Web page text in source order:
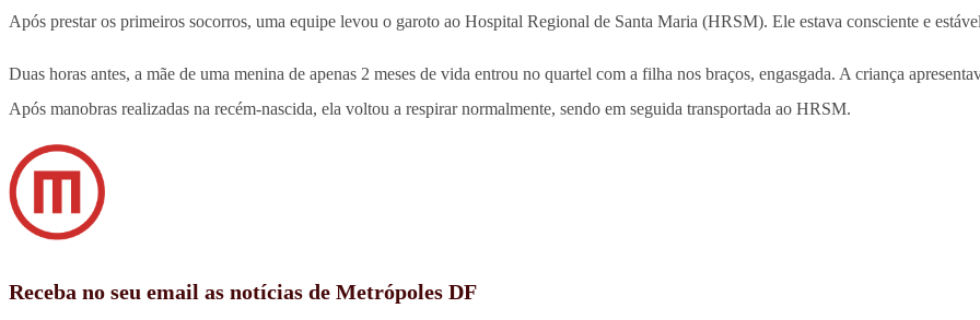
Após prestar os primeiros socorros, uma equipe levou o garoto ao Hospital Regional de Santa Maria (HRSM). Ele estava consciente e
Duas horas antes, a mãe de uma menina de apenas 2 meses de vida entrou no quartel com a filha nos braços, engasgada. A criança
Após manobras realizadas na recém-nascida, ela voltou a respirar normalmente, sendo em seguida transportada ao HRSM.
Receba no seu email as notícias de Metrópoles DF